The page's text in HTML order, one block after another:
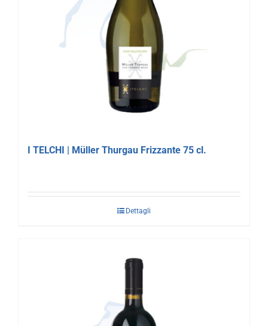
I TELCHI | Müller Thurgau Frizzante 75 cl.
Dettagli